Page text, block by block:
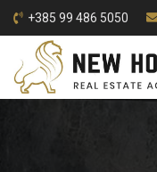
+385 99 486 5050